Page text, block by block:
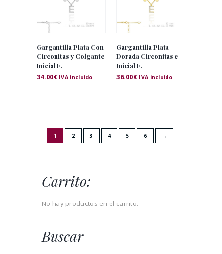
Gargantilla Plata Con
Circonitas y Colgante
Inicial E.
34.00€ IVA incluido
Gargantilla Plata
Dorada Circonitas e
Inicial E.
36.00€ IVA incluido
1 2 3 4 5 6 →
Carrito:
No hay productos en el carrito.
Buscar